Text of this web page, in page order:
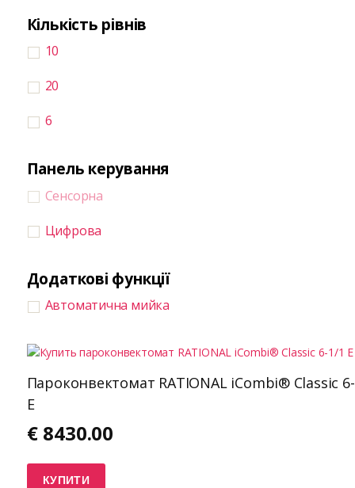
Кількість рівнів
10
20
6
Панель керування
Сенсорна
Цифрова
Додаткові функції
Автоматична мийка
Пароконвектомат RATIONAL iCombi® Classic
E
€ 8430.00
КУПИТИ